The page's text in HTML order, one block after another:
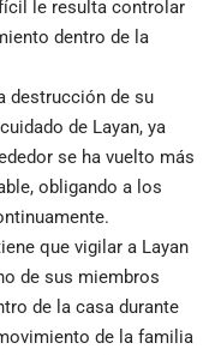
le resulta controlar
dentro de la
destrucción de su
de Layan, ya
se ha vuelto más
obligando a los
que vigilar a Layan
de sus miembros
de la casa durante
de la familia